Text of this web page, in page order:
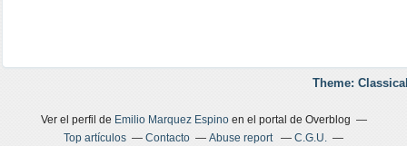
Theme:
Ver el perfil de Emilio Marquez Espinoen el portal de Overblog
Top artículos
Contacto Abuse report
C.G.U.